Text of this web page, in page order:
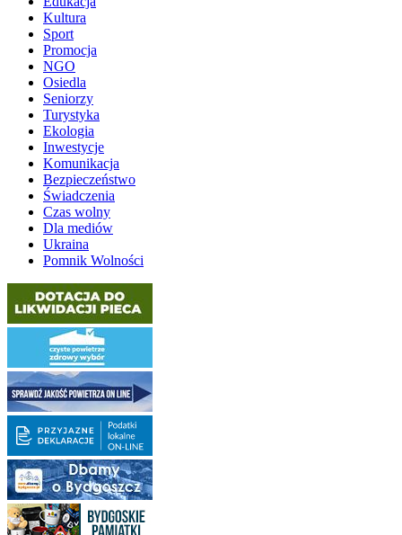
Kultura
Sport
Promocja
NGO
Osiedla
Seniorzy
Turystyka
Ekologia
Inwestycje
Komunikacja
Bezpieczeństwo
Świadczenia
Czas wolny
Dla mediów
Ukraina
Pomnik Wolności